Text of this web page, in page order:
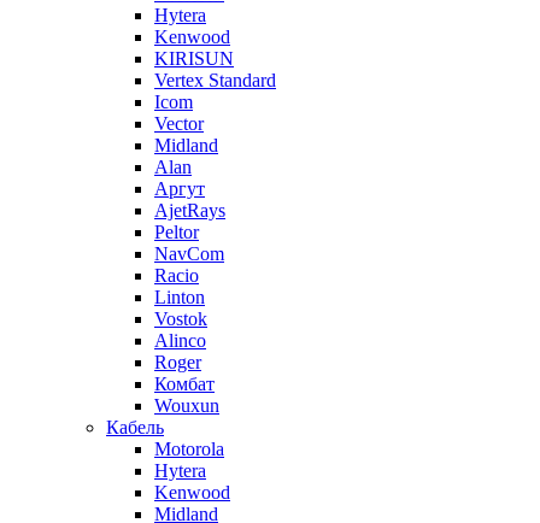
Hytera
Kenwood
KIRISUN
Vertex Standard
Icom
Vector
Midland
Alan
Аргут
AjetRays
Peltor
NavCom
Racio
Linton
Vostok
Alinco
Roger
Комбат
Wouxun
Кабель
Motorola
Hytera
Kenwood
Midland